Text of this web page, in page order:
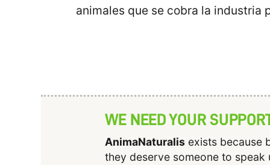
animales que se cobra la industria
WE NEED YOUR
AnimaNaturalisexists because
they deserve someone to